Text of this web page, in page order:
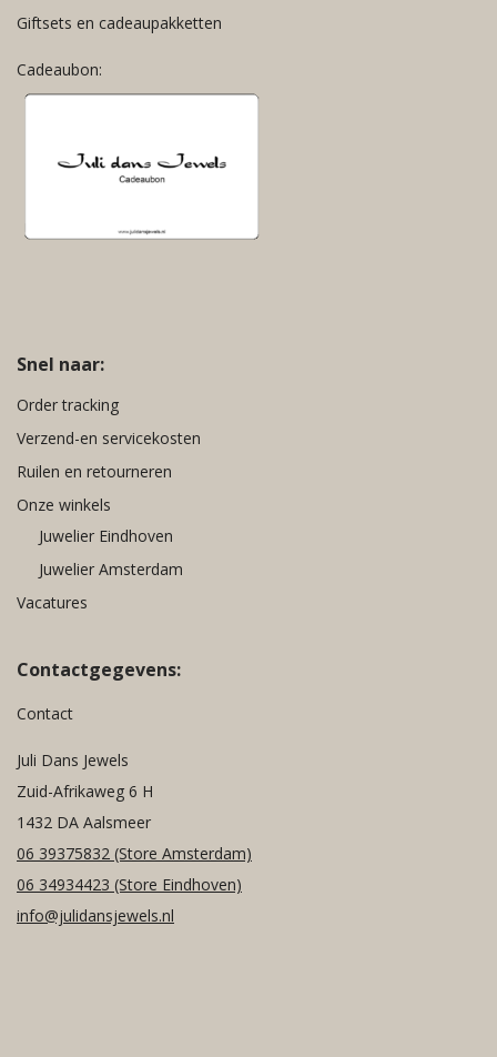
Rood
Zwart
Giftsets en cadeaupakketten
Cadeaubon:
Snel naar:
Order tracking
Verzend-en servicekosten
Ruilen en retourneren
Onze winkels
Juwelier Eindhoven
Juwelier Amsterdam
Vacatures
Contactgegevens:
Contact
Juli Dans Jewels
Zuid-Afrikaweg 6 H
1432 DA Aalsmeer
06 39375832 (Store Amsterdam)
06 34934423 (Store Eindhoven)
info@julidansjewels.nl